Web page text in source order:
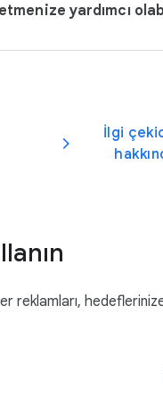
etmenize yardımcı
İlgi
reklamları,